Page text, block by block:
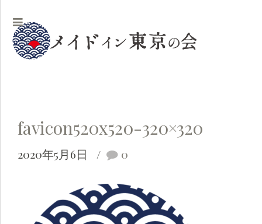
favicon520x520-320×320
2020年5月6日 0